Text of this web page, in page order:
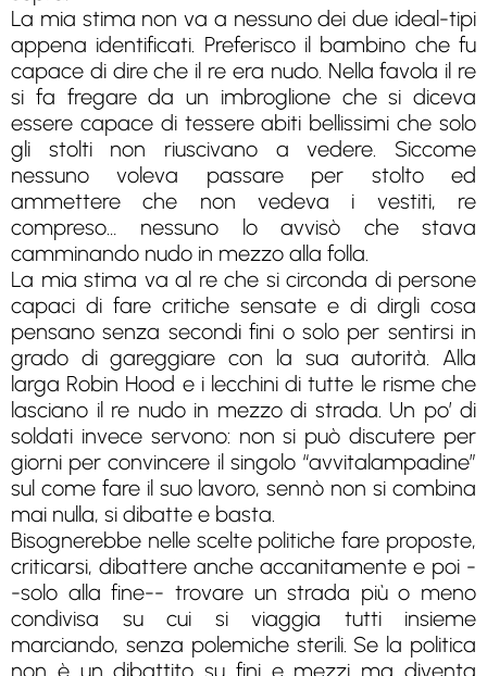
La mia stima non va a nessuno dei due ideal-tipi
appena identificati. Preferisco il bambino che fu
capace di dire che il re era nudo. Nella favola il re
si fa fregare da un imbroglione che si diceva
essere capace di tessere abiti bellissimi che solo
gli stolti non riuscivano a vedere. Siccome
nessuno voleva passare per stolto ed
ammettere che non vedeva i vestiti, re
compreso… nessuno lo avvisò che stava
camminando nudo in mezzo alla folla.
La mia stima va al re che si circonda di persone
capaci di fare critiche sensate e di dirgli cosa
pensano senza secondi fini o solo per sentirsi in
grado di gareggiare con la sua autorità. Alla
larga Robin Hood e i lecchini di tutte le risme che
lasciano il re nudo in mezzo di strada. Un po’ di
soldati invece servono: non si può discutere per
giorni per convincere il singolo “avvitalampadine”
sul come fare il suo lavoro, sennò non si combina
mai nulla, si dibatte e basta.
Bisognerebbe nelle scelte politiche fare proposte,
criticarsi, dibattere anche accanitamente e poi -
-solo alla fine-- trovare un strada più o meno
condivisa su cui si viaggia tutti insieme
marciando, senza polemiche sterili. Se la politica
non è un dibattito su fini e mezzi ma diventa